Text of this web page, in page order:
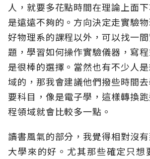
人，就要多花點時間在理論上面
是遠遠不夠的。方向決定走實驗
好物理系的課程以外，可以找一
題，學習如何操作實驗儀器，寫
是很棒的選擇。當然也有不少人
域的，那我會建議他們撥些時間
要科目，像是電子學，這樣轉換
程領域就會比較多一點。
讀書風氣的部分，我覺得相對沒
大學來的好。尤其那些確定只想